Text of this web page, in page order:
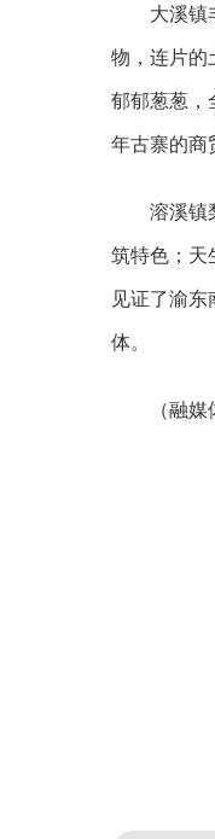
大溪镇
物，连片的
郁郁葱葱，
年古寨的商
溶溪镇
筑特色；天
见证了渝
体。
（融媒